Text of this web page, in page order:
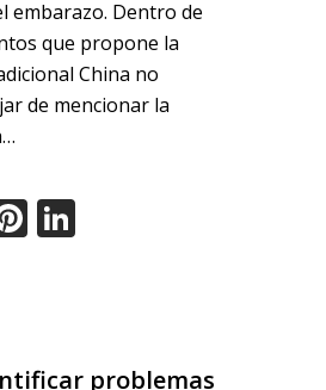
embarazo. Dentro de
que propone la
China no
de mencionar la
Pinterest
problemas